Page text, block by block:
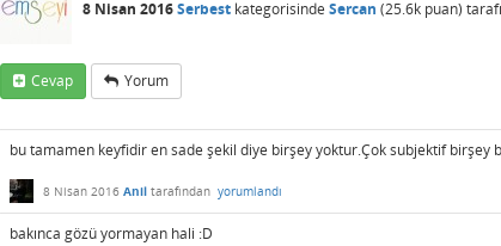
8 Nisan 2016Serbest kategorisinde Sercan (25.6k puan)
Cevap Yorum
bu tamamen keyfidir en sade şekil diye birşey yoktur.Çok subjektif birşey
8 Nisan 2016 Anil tarafından yorumlandı
bakınca gözü yormayan hali :D